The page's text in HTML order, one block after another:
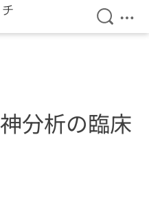
検索を
メ
分析の臨床